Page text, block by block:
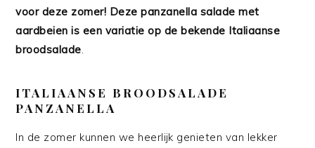
voor deze zomer! Deze panzanella salade met
aardbeien is een variatie op de bekende Italiaanse
broodsalade.
ITALIAANSE BROODSALADE
PANZANELLA
In de zomer kunnen we heerlijk genieten van lekker